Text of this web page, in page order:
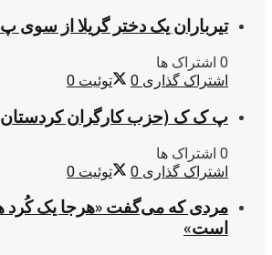
تیرباران یک دختر گریلا از
0 اشتراک ها
اشتراک گذاری 0 توئیت 0
پ ک ک (حزب کارگران
0 اشتراک ها
اشتراک گذاری 0 توئیت 0
مردی که می‌گفت «هرجا یک کُرد
است»